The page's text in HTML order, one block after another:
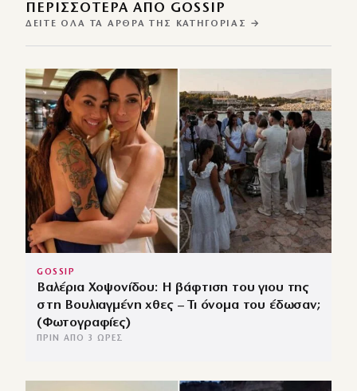
ΠΕΡΙΣΣΌΤΕΡΑ ΑΠΌ GOSSIP
ΔΕΊΤΕ ΌΛΑ ΤΑ ΆΡΘΡΑ ΤΗΣ ΚΑΤΗΓΟΡΊΑΣ →
GOSSIP
Βαλέρια Χοψονίδου: Η βάφτιση του γιου της
στη Βουλιαγμένη χθες – Τι όνομα του έδωσαν;
(Φωτογραφίες)
ΠΡΙΝ ΑΠΌ 3 ΏΡΕΣ